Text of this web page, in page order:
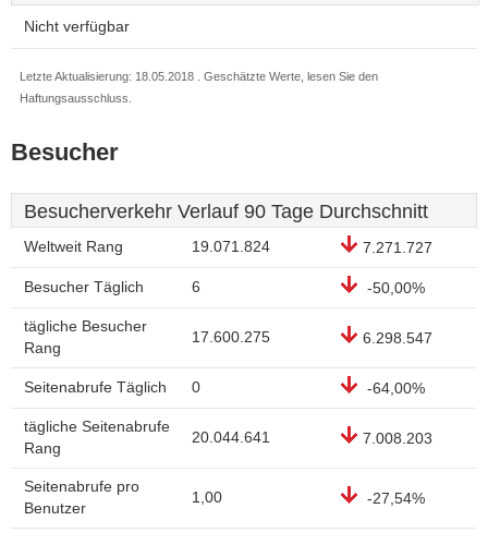
Nicht verfügbar
Letzte Aktualisierung: 18.05.2018 . Geschätzte Werte, lesen Sie den
Haftungsausschluss.
Besucher
Besucherverkehr Verlauf 90 Tage Durchschnitt
Weltweit Rang 19.071.824 7.271.727
Besucher Täglich 6 -50,00%
tägliche Besucher
Rang
17.600.275 6.298.547
Seitenabrufe Täglich 0 -64,00%
tägliche Seitenabrufe
Rang
20.044.641 7.008.203
Seitenabrufe pro
Benutzer
1,00 -27,54%